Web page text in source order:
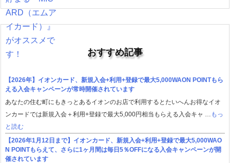
おすすめ記事
【2026年】イオンカード、新規入会+利用+登録で最大5,000WAON POINTもら
える入会キャンペーンが常時開催されています
あなたの住む町にもきっとあるイオンのお店で利用するとたいへんお得なイオ
ンカードでは新規入会＋利用+登録で最大5,000円相当もらえる入会キャ … もっ
と読む
【2026年1月12日まで】イオンカード、新規入会+利用+登録で最大5,000WAO
N POINTもらえて、さらに1ヶ月間は毎日5％OFFになる入会キャンペーンが開
催されています